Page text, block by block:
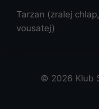
Tarzan (zralej
vousatej)
© 2026 Klub